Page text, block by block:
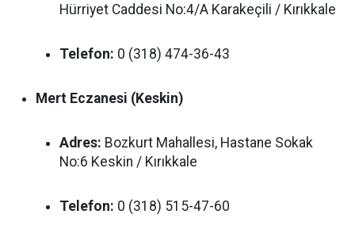
Hürriyet Caddesi No:4/A Karakeçili / Kırıkkale
Telefon: 0 (318) 474-36-43
Mert Eczanesi (Keskin)
Adres: Bozkurt Mahallesi, Hastane Sokak
No:6 Keskin / Kırıkkale
Telefon: 0 (318) 515-47-60